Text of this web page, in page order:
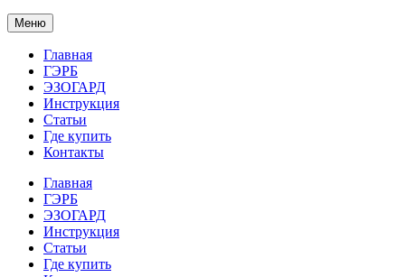
Меню
Главная
ГЭРБ
ЭЗОГАРД
Инструкция
Статьи
Где купить
Контакты
Главная
ГЭРБ
ЭЗОГАРД
Инструкция
Статьи
Где купить